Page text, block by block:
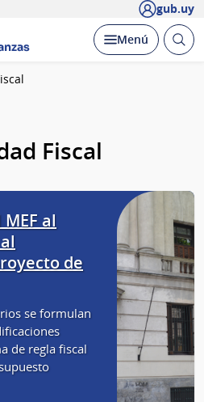
gub.uy
Desplegar
Menú Abrir
Fiscal
al
de
se formulan
de regla fiscal